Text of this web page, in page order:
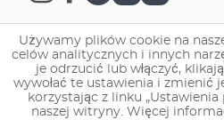
Copyright © 2026 EHEIM GmbH & Co.
Używamy plików cookie na
celów analitycznych i innych
je odrzucić lub włączyć,
wywołać te ustawienia i zmienić
korzystając z linku
naszej witryny. Więcej